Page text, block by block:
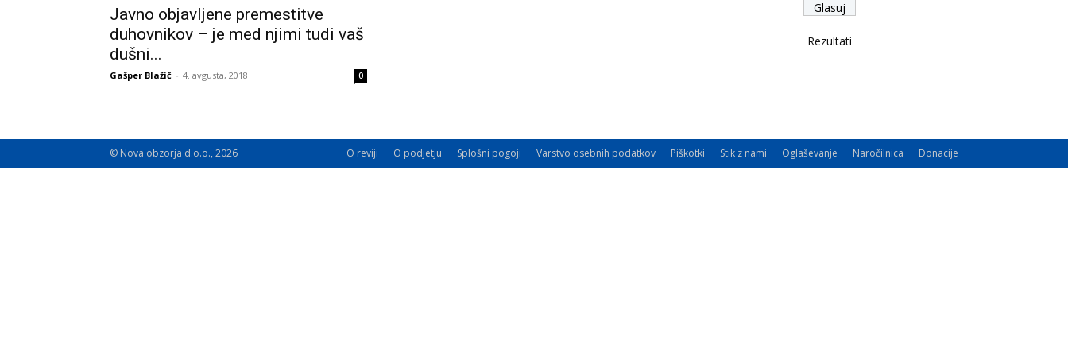
Javno objavljene premestitve
duhovnikov – je med njimi tudi vaš
dušni...
Gašper Blažič - 4. avgusta, 2018 0
Rezultati
O reviji O podjetju Splošni pogoji Varstvo osebnih podatkov Piškotki Stik z nami Oglaševanje Naročilnica Donacije
© Nova obzorja d.o.o., 2026